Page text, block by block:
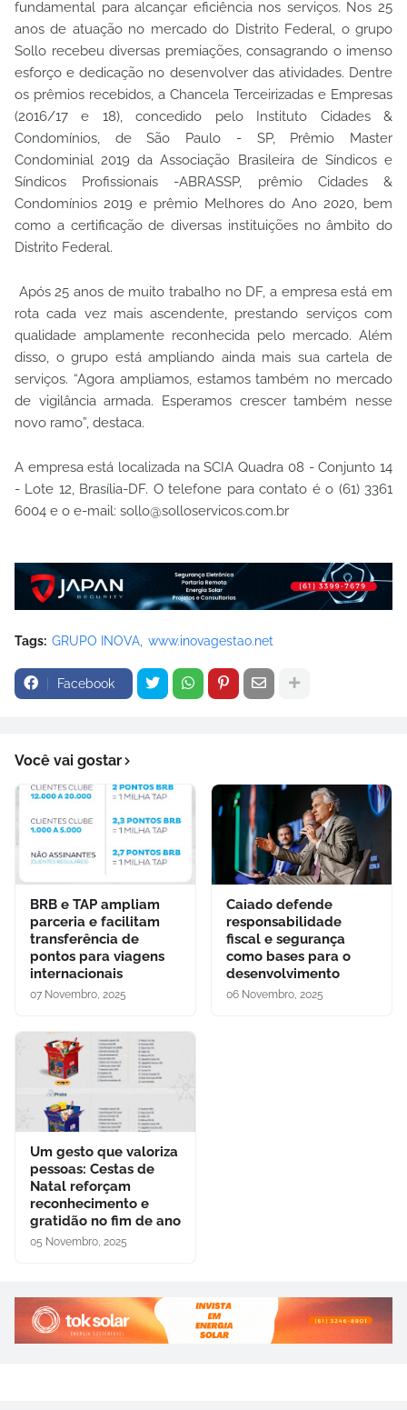
fundamental para alcançar eficiência nos serviços. Nos 25
anos de atuação no mercado do Distrito Federal, o grupo
Sollo recebeu diversas premiações, consagrando o imenso
esforço e dedicação no desenvolver das atividades. Dentre
os prêmios recebidos, a Chancela Terceirizadas e Empresas
(2016/17 e 18), concedido pelo Instituto Cidades &
Condomínios, de São Paulo - SP, Prêmio Master
Condominial 2019 da Associação Brasileira de Síndicos e
Síndicos Profissionais -ABRASSP, prêmio Cidades &
Condomínios 2019 e prêmio Melhores do Ano 2020, bem
como a certificação de diversas instituições no âmbito do
Distrito Federal.
Após 25 anos de muito trabalho no DF, a empresa está em
rota cada vez mais ascendente, prestando serviços com
qualidade amplamente reconhecida pelo mercado. Além
disso, o grupo está ampliando ainda mais sua cartela de
serviços. “Agora ampliamos, estamos também no mercado
de vigilância armada. Esperamos crescer também nesse
novo ramo”, destaca.
A empresa está localizada na SCIA Quadra 08 - Conjunto 14
- Lote 12, Brasília-DF. O telefone para contato é o (61) 3361
6004 e o e-mail: sollo@solloservicos.com.br
Tags: GRUPO INOVA www.inovagestao.net
Facebook
Você vai gostar
BRB e TAP ampliam
parceria e facilitam
transferência de
pontos para viagens
internacionais
07 Novembro, 2025
Caiado defende
responsabilidade
fiscal e segurança
como bases para o
desenvolvimento
06 Novembro, 2025
Um gesto que valoriza
pessoas: Cestas de
Natal reforçam
reconhecimento e
gratidão no fim de ano
05 Novembro, 2025